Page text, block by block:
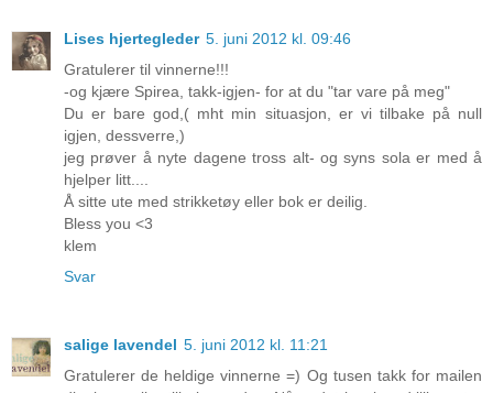
Lises hjertegleder 5. juni 2012 kl. 09:46
Gratulerer til vinnerne!!!
-og kjære Spirea, takk-igjen- for at du "tar vare på meg"
Du er bare god,( mht min situasjon, er vi tilbake på null
igjen, dessverre,)
jeg prøver å nyte dagene tross alt- og syns sola er med å
hjelper litt....
Å sitte ute med strikketøy eller bok er deilig.
Bless you <3
klem
Svar
salige lavendel 5. juni 2012 kl. 11:21
Gratulerer de heldige vinnerne =) Og tusen takk for mailen